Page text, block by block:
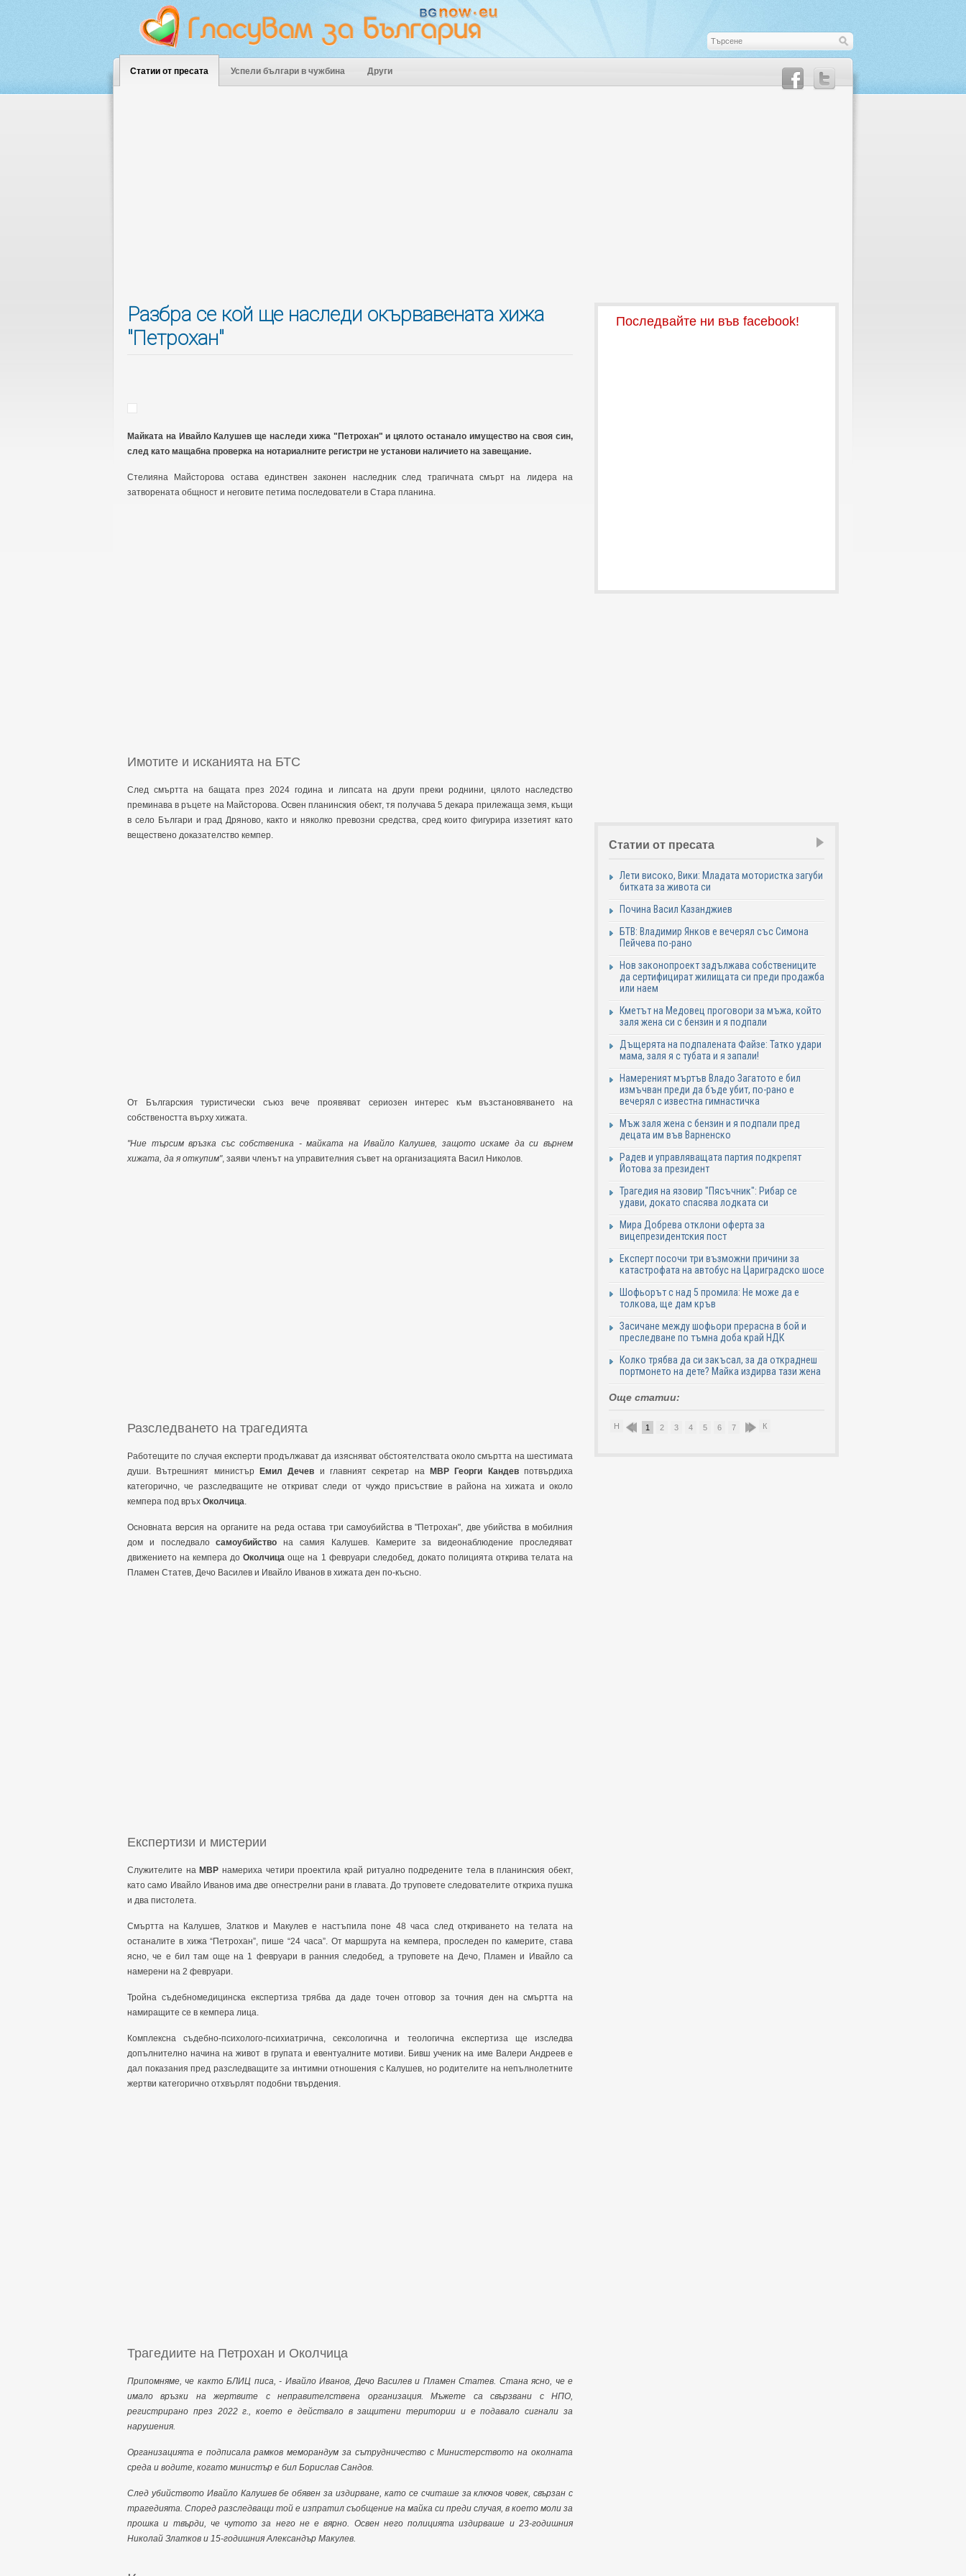
Статии от пресата Успели българи в чужбина Други
Разбра се кой ще наследи окървавената хижа
"Петрохан"
Майката на Ивайло Калушев ще наследи хижа "Петрохан" и цялото останало имущество на своя син,
след като мащабна проверка на нотариалните регистри не установи наличието на завещание.
Стелияна Майсторова остава единствен законен наследник след трагичната смърт на лидера на
затворената общност и неговите петима последователи в Стара планина.
Имотите и исканията на БТС
След смъртта на бащата през 2024 година и липсата на други преки роднини, цялото наследство
преминава в ръцете на Майсторова. Освен планинския обект, тя получава 5 декара прилежаща земя, къщи
в село Българи и град Дряново, както и няколко превозни средства, сред които фигурира иззетият като
веществено доказателство кемпер.
От Българския туристически съюз вече проявяват сериозен интерес към възстановяването на
собствеността върху хижата.
"Ние търсим връзка със собственика - майката на Ивайло Калушев, защото искаме да си върнем
хижата, да я откупим", заяви членът на управителния съвет на организацията Васил Николов.
Разследването на трагедията
Работещите по случая експерти продължават да изясняват обстоятелствата около смъртта на шестимата
души. Вътрешният министър
Емил Дечев и главният секретар на МВР Георги Кандевпотвърдиха
категорично, че разследващите не откриват следи от чуждо присъствие в района на хижата и около
кемпера под връх Околчица.
Основната версия на органите на реда остава три самоубийства в "Петрохан", две убийства в мобилния
дом и последвалосамоубийство на самия Калушев. Камерите за видеонаблюдение проследяват
движението на кемпера доОколчица още на 1 февруари следобед, докато полицията открива телата на
Пламен Статев, Дечо Василев и Ивайло Иванов в хижата ден по-късно.
Експертизи и мистерии
Служителите на МВР намериха четири проектила край ритуално подредените тела в планинския обект,
като само Ивайло Иванов има две огнестрелни рани в главата. До труповете следователите откриха пушка
и два пистолета.
Смъртта на Калушев, Златков и Макулев е настъпила поне 48 часа след откриването на телата на
останалите в хижа “Петрохан”, пише “24 часа”. От маршрута на кемпера, проследен по камерите, става
ясно, че е бил там още на 1 февруари в ранния следобед, а труповете на Дечо, Пламен и Ивайло са
намерени на 2 февруари.
Тройна съдебномедицинска експертиза трябва да даде точен отговор за точния ден на смъртта на
намиращите се в кемпера лица.
Комплексна съдебно-психолого-психиатрична, сексологична и теологична експертиза ще изследва
допълнително начина на живот в групата и евентуалните мотиви. Бивш ученик на име Валери Андреев е
дал показания пред разследващите за интимни отношения с Калушев, но родителите на непълнолетните
жертви категорично отхвърлят подобни твърдения.
Трагедиите на Петрохан и Околчица
Припомняме, че както БЛИЦ писа,- Ивайло Иванов, Дечо Василев и Пламен Статев. Стана ясно, че е
имало връзки на жертвите с неправителствена организация. Мъжете са свързвани с НПО,
регистрирано през 2022 г., което е действало в защитени територии и е подавало сигнали за
нарушения.
Организацията е подписала рамков меморандум за сътрудничество с Министерството на околната
среда и водите, когато министър е бил Борислав Сандов.
След убийството Ивайло Калушев бе обявен за издирване, като се считаше за ключов човек, свързан с
трагедията. Според разследващи той е изпратил съобщение на майка си преди случая, в което моли за
прошка и твърди, че чутото за него не е вярно. Освен него полицията издирваше и 23-годишния
Николай Златков и 15-годишния Александър Макулев.
Последвайте ни във facebook!
Статии от пресата
Лети високо, Вики: Младата мотористка загуби
битката за живота си
Почина Васил Казанджиев
БТВ: Владимир Янков е вечерял със Симона
Пейчева по-рано
Нов законопроект задължава собствениците
да сертифицират жилищата си преди продажба
или наем
Кметът на Медовец проговори за мъжа, който
заля жена си с бензин и я подпали
Дъщерята на подпалената Файзе: Татко удари
мама, заля я с тубата и я запали!
Намереният мъртъв Владо Загатото е бил
измъчван преди да бъде убит, по-рано е
вечерял с известна гимнастичка
Мъж заля жена с бензин и я подпали пред
децата им във Варненско
Радев и управляващата партия подкрепят
Йотова за президент
Трагедия на язовир "Пясъчник": Рибар се
удави, докато спасява лодката си
Мира Добрева отклони оферта за
вицепрезидентския пост
Експерт посочи три възможни причини за
катастрофата на автобус на Цариградско шосе
Шофьорът с над 5 промила: Не може да е
толкова, ще дам кръв
Засичане между шофьори прерасна в бой и
преследване по тъмна доба край НДК
Колко трябва да си закъсал, за да откраднеш
портмонето на дете? Майка издирва тази жена
Още статии:
Н 1 2 3 4 5 6 7 8 9К